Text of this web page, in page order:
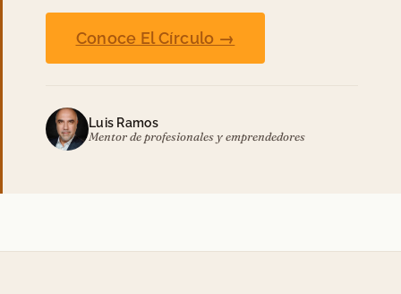
Conoce El Círculo →
Luis Ramos
Mentor de profesionales y emprendedores